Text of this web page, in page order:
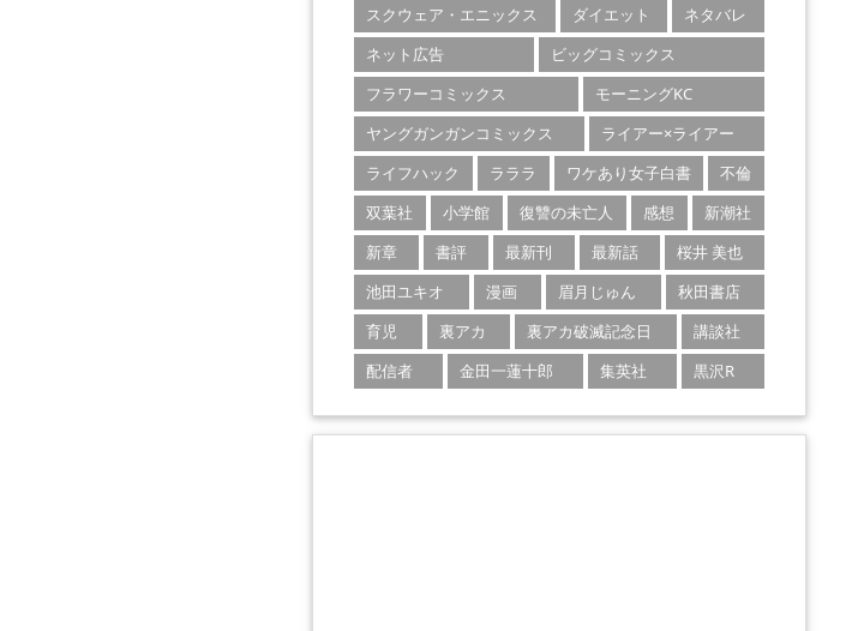
スクウェア・エニックス
ダイエット
ネタバレ
ネット広告
ビッグコミックス
フラワーコミックス
モーニングKC
ヤングガンガンコミックス
ライアー×ライアー
ライフハック
ラララ ワケあり女子白書
不倫
双葉社
小学館 復讐の未亡人 感想
新潮社
新章
書評 最新刊 最新話
桜井 美也
池田ユキオ
漫画 眉月じゅん
秋田書店
育児
裏アカ 裏アカ破滅記念日
講談社
配信者
金田一蓮十郎 集英社 黒沢R